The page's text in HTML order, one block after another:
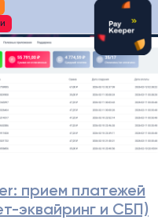
прием платежей
эквайринг и СБП)